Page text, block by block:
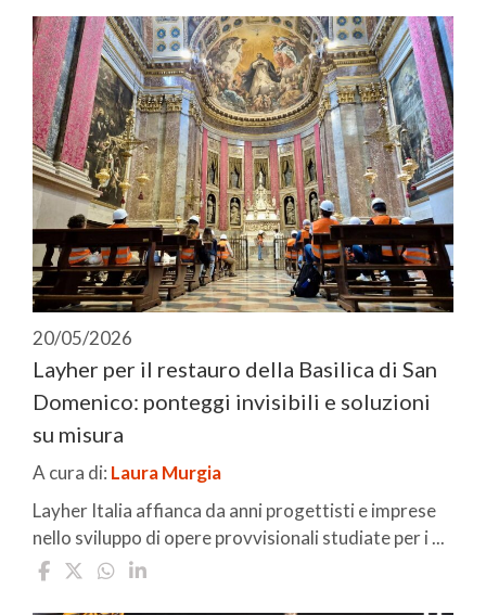
20/05/2026
Layher per il restauro della Basilica di San
Domenico: ponteggi invisibili e soluzioni
su misura
A cura di: Laura Murgia
Layher Italia affianca da anni progettisti e imprese
nello sviluppo di opere provvisionali studiate per i ...